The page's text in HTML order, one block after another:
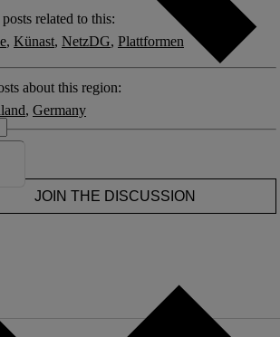
related to this:
, Künast, NetzDG, Plattformen
about this region:
, Germany
JOIN THE DISCUSSION